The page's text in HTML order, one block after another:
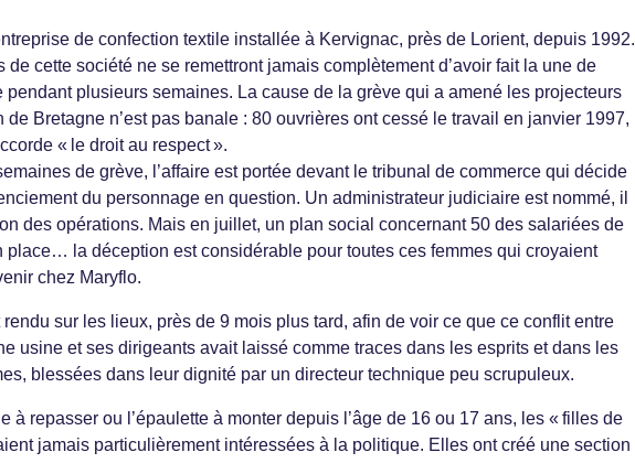
de confection textile installée à Kervignac, près de Lorient, depuis 1992.
de cette société ne se remettront jamais complètement d’avoir fait la une de
pendant plusieurs semaines. La cause de la grève qui a amené les projecteurs
de Bretagne n’est pas banale : 80 ouvrières ont cessé le travail en janvier 1997,
« le droit au respect ».
de grève, l’affaire est portée devant le tribunal de commerce qui décide
du personnage en question. Un administrateur judiciaire est nommé, il
des opérations. Mais en juillet, un plan social concernant 50 des salariées de
place… la déception est considérable pour toutes ces femmes qui croyaient
chez Maryflo.
rendu sur les lieux, près de 9 mois plus tard, afin de voir ce que ce conflit entre
usine et ses dirigeants avait laissé comme traces dans les esprits et dans les
blessées dans leur dignité par un directeur technique peu scrupuleux.
à repasser ou l’épaulette à monter depuis l’âge de 16 ou 17 ans, les « filles de
jamais particulièrement intéressées à la politique. Elles ont créé une section